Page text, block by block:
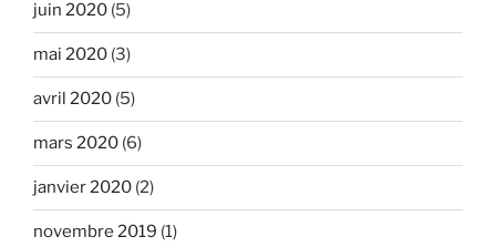
juin 2020 (5)
mai 2020 (3)
avril 2020 (5)
mars 2020 (6)
janvier 2020 (2)
novembre 2019 (1)